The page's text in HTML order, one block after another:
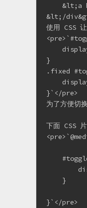
&lt;a
&lt;/
使用 CSS
}
.fixed
}`</pre>
为了方便切
下面 CSS
    }
}`</pre>